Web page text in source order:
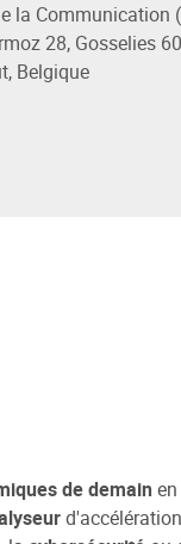
la Communication
28, Gosselies
Belgique
et de la
de demain